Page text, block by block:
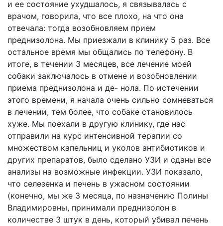
и ее состояние ухудшалось, я связывалась с
врачом, говорила, что все плохо, на что она
отвечала: тогда возобновляем прием
преднизолона. Мы приезжали в клинику 5 раз. Все
остальное время мы общались по телефону. В
итоге, в течении 3 месяцев, все лечение моей
собаки заключалось в отмене и возобновлении
приема преднизолона и де- нола. По истечении
этого времени, я начала очень сильно сомневаться
в лечении, тем более, что собаке становилось
хуже. Мы поехали в другую клинику, где нас
отправили на курс интенсивной терапии со
множеством капельниц и уколов антибиотиков и
других препаратов, было сделано УЗИ и сданы все
анализы на возможные инфекции. УЗИ показало,
что селезенка и печень в ужасном состоянии
(конечно, мы же 3 месяца, по назначению Полины
Владимировны, принимали преднизолон в
количестве 3 штук в день, который убивал печень